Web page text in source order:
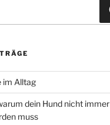
im Alltag
dein Hund nicht immer
muss